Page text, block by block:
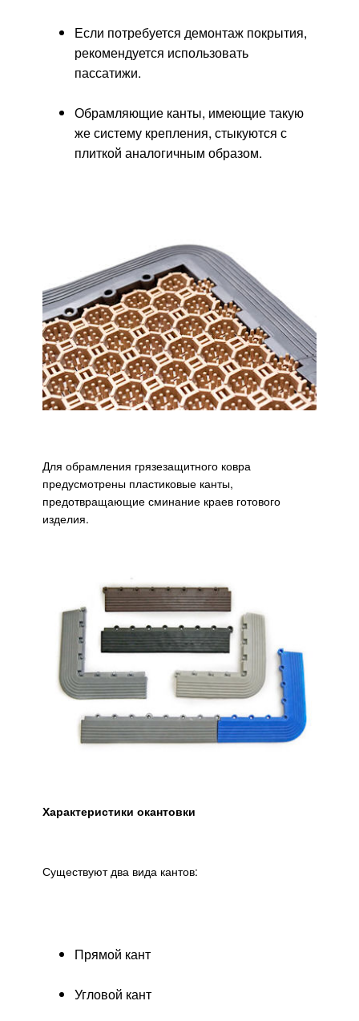
Если потребуется демонтаж покрытия,
рекомендуется использовать
пассатижи.
Обрамляющие канты, имеющие такую
же систему крепления, стыкуются с
плиткой аналогичным образом.
Для обрамления грязезащитного ковра
предусмотрены пластиковые канты,
предотвращающие сминание краев готового
изделия.
Характеристики окантовки
Существуют два вида кантов:
Прямой кант
Угловой кант